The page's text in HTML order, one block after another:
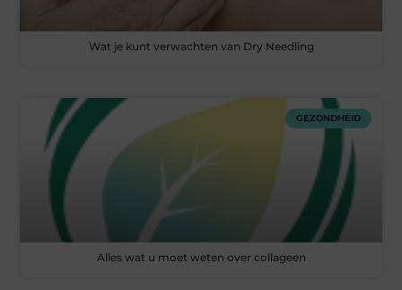
Wat je kunt verwachten van Dry Needling
GEZONDHEID
Alles wat u moet weten over collageen